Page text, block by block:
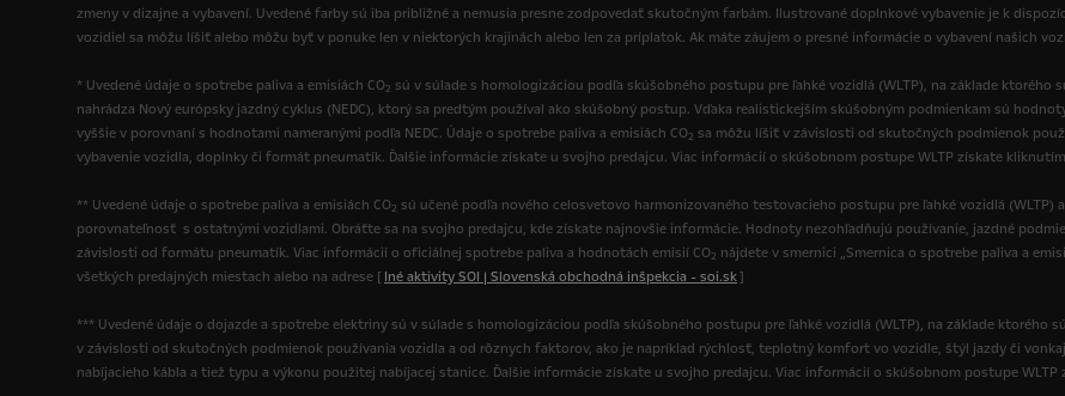
zmeny v dizajne a vybavení. Uvedené farby sú iba približné a nemusia presne zodpovedať skutočným farbám. Ilustrované doplnkové vybavenie je k
vozidiel sa môžu líšiť alebo môžu byť v ponuke len v niektorých krajinách alebo len za príplatok. Ak máte záujem o presné informácie o vybavení našich
* Uvedené údaje o spotrebe paliva a emisiách CO2 sú v súlade s homologizáciou podľa skúšobného postupu pre ľahké vozidlá (WLTP), na základe ktorého
nahrádza Nový európsky jazdný cyklus (NEDC), ktorý sa predtým používal ako skúšobný postup. Vďaka realistickejším skúšobným podmienkam sú
vyššie v porovnaní s hodnotami nameranými podľa NEDC. Údaje o spotrebe paliva a emisiách CO2 sa môžu líšiť v závislosti od skutočných podmienok
vybavenie vozidla, doplnky či formát pneumatík. Ďalšie informácie získate u svojho predajcu. Viac informácií o skúšobnom postupe WLTP získate
** Uvedené údaje o spotrebe paliva a emisiách CO2 sú učené podľa nového celosvetovo harmonizovaného testovacieho postupu pre ľahké vozidlá (WLTP)
porovnateľnosť s ostatnými vozidlami. Obráťte sa na svojho predajcu, kde získate najnovšie informácie. Hodnoty nezohľadňujú používanie, jazdné
závislosti od formátu pneumatík. Viac informácií o oficiálnej spotrebe paliva a hodnotách emisií CO2 nájdete v smernici „Smernica o spotrebe paliva a
všetkých predajných miestach alebo na adrese [ Iné aktivity SOI | Slovenská obchodná inšpekcia - soi.sk]
*** Uvedené údaje o dojazde a spotrebe elektriny sú v súlade s homologizáciou podľa skúšobného postupu pre ľahké vozidlá (WLTP), na základe ktorého
v závislosti od skutočných podmienok používania vozidla a od rôznych faktorov, ako je napríklad rýchlosť, teplotný komfort vo vozidle, štýl jazdy či
nabíjacieho kábla a tiež typu a výkonu použitej nabíjacej stanice. Ďalšie informácie získate u svojho predajcu. Viac informácií o skúšobnom postupe WLTP